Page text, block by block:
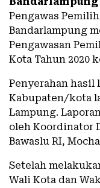
Pengawas
Bandarlampung
Pengawasan
Kota Tahun 2020
Penyerahan
Kabupaten/kota
Lampung.
oleh Koordinator
Bawaslu RI,
Setelah
Wali Kota dan